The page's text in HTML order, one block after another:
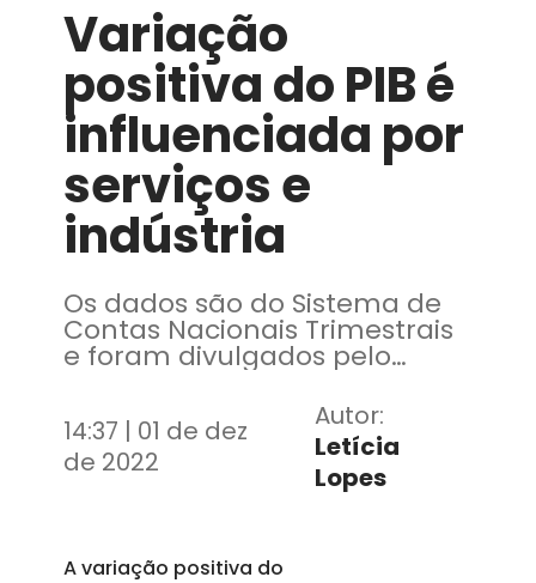
tria
Variação
positiva do PIB é
influenciada por
serviços e
indústria
Os dados são do Sistema de
Contas Nacionais Trimestrais
e foram divulgados pelo
Instituto Brasileiro de
Geografia e Estatística (IBGE)
14:37 | 01 de dez
de 2022
Autor:
Letícia
Lopes
A variação positiva do